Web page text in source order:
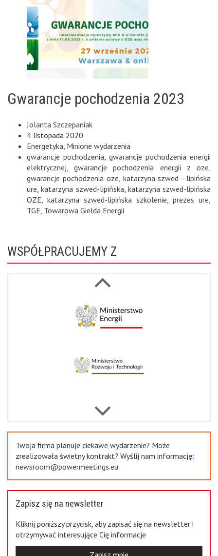
Gwarancje pochodzenia 2023
Jolanta Szczepaniak
4 listopada 2020
Energetyka Minione wydarzenia
gwarancje pochodzenia gwarancje pochodzenia energii
elektrycznej ,gwarancje pochodzenia energii z oze
gwarancje pochodzenia oze katarzyna szwed - lipińska
ure ,katarzyna szwed-lipińska katarzyna szwed-lipińska
OZE
katarzyna szwed-lipińska szkolenie prezes ure
TGE Towarowa Giełda Energii
WSPÓŁPRACUJEMY Z
Twoja firma planuje ciekawe wydarzenie? Może
zrealizowała świetny kontrakt? Wyślij nam informację:
newsroom@powermeetings.eu
Zapisz się na newsletter
Kliknij poniższy przycisk, aby zapisać się na newsletter i
otrzymywać interesujące Cię informacje